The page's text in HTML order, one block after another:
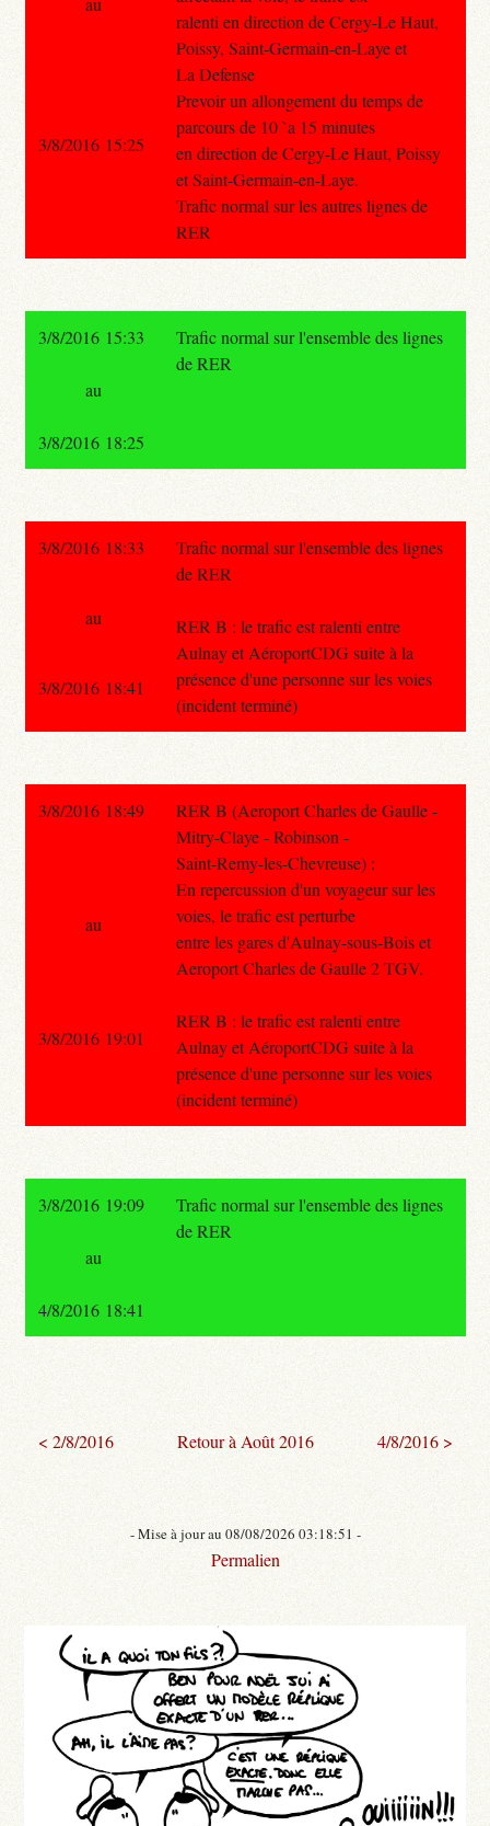
ralenti en direction de Cergy-Le Haut,
Poissy, Saint-Germain-en-Laye et
La Defense
Prevoir un allongement du temps de
parcours de 10 `a 15 minutes
en direction de Cergy-Le Haut, Poissy
et Saint-Germain-en-Laye.
Trafic normal sur les autres lignes de
RER
3/8/2016 15:25
3/8/2016 15:33
Trafic normal sur l'ensemble des lignes
de RER
au
3/8/2016 18:25
3/8/2016 18:33
Trafic normal sur l'ensemble des lignes
de RER
RER B : le trafic est ralenti entre
Aulnay et AéroportCDG suite à la
présence d'une personne sur les voies
(incident terminé)
au
3/8/2016 18:41
3/8/2016 18:49
RER B (Aeroport Charles de Gaulle -
Mitry-Claye - Robinson -
Saint-Remy-les-Chevreuse) :
En repercussion d'un voyageur sur les
voies, le trafic est perturbe
entre les gares d'Aulnay-sous-Bois et
Aeroport Charles de Gaulle 2 TGV.
RER B : le trafic est ralenti entre
Aulnay et AéroportCDG suite à la
présence d'une personne sur les voies
(incident terminé)
au
3/8/2016 19:01
3/8/2016 19:09
Trafic normal sur l'ensemble des lignes
de RER
au
4/8/2016 18:41
< 2/8/2016 Retour à Août 2016 4/8/2016 >
- Mise à jour au 08/08/2026 03:18:51 -
Permalien